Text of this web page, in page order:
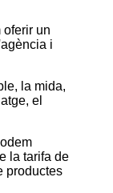
oferir un
i
la mida,
el
la tarifa de
productes